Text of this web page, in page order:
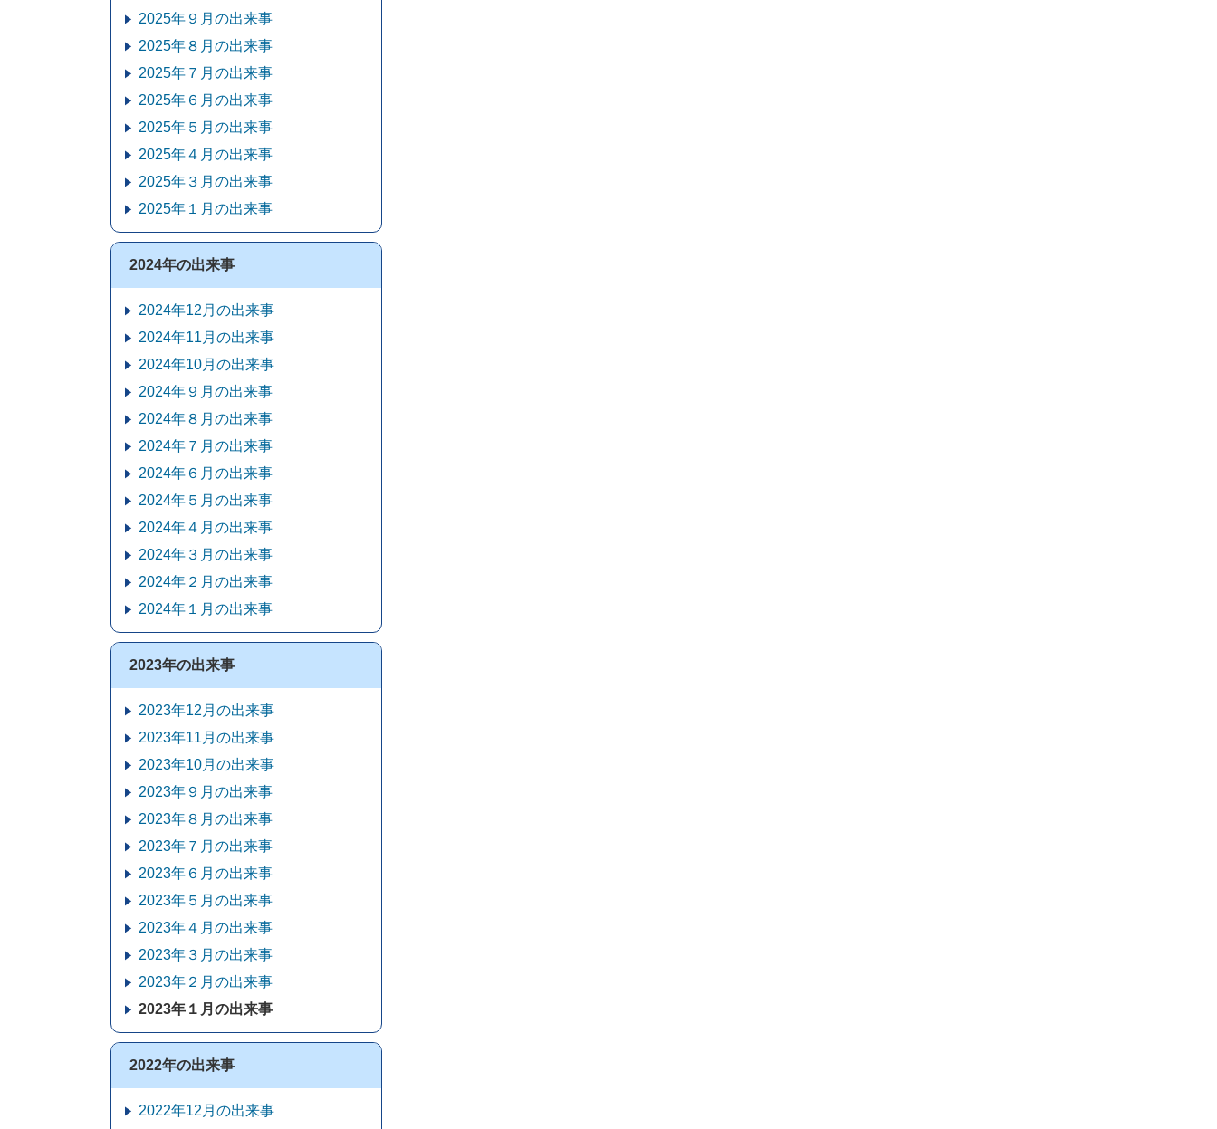
2025年９月の出来事
2025年８月の出来事
2025年７月の出来事
2025年６月の出来事
2025年５月の出来事
2025年４月の出来事
2025年３月の出来事
2025年１月の出来事
2024年の出来事
2024年12月の出来事
2024年11月の出来事
2024年10月の出来事
2024年９月の出来事
2024年８月の出来事
2024年７月の出来事
2024年６月の出来事
2024年５月の出来事
2024年４月の出来事
2024年３月の出来事
2024年２月の出来事
2024年１月の出来事
2023年の出来事
2023年12月の出来事
2023年11月の出来事
2023年10月の出来事
2023年９月の出来事
2023年８月の出来事
2023年７月の出来事
2023年６月の出来事
2023年５月の出来事
2023年４月の出来事
2023年３月の出来事
2023年２月の出来事
2023年１月の出来事
2022年の出来事
2022年12月の出来事